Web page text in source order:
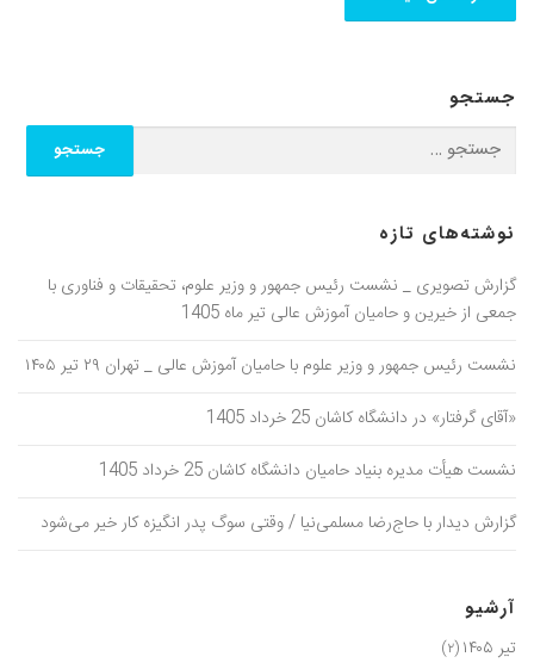
جستجو
نوشته‌های تازه
گزارش تصویری _ نشست رئیس جمهور و وزیر علوم، تحقیقات و فناوری با
جمعی از خیرین و حامیان آموزش عالی تیر ماه 1405
نشست رئیس جمهور و وزیر علوم با حامیان آموزش عالی _ تهران ۲۹ تیر ۱۴۰۵
«آقای گرفتار» در دانشگاه کاشان 25 خرداد 1405
نشست هیأت مدیره بنیاد حامیان دانشگاه کاشان 25 خرداد 1405
گزارش دیدار با حاج‌رضا مسلمی‌نیا / وقتی سوگ پدر انگیزه کار خیر می‌شود
آرشیو
تیر ۱۴۰۵ (۲)